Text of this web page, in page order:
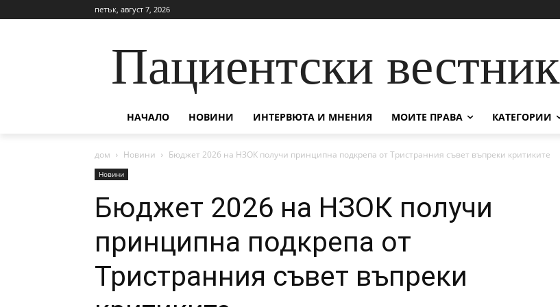
петък, август 7, 2026
Пациентски вестник
НАЧАЛО НОВИНИ ИНТЕРВЮТА И МНЕНИЯ МОИТЕ ПРАВА КАТЕГОРИИ
дом Новини Бюджет 2026 на НЗОК получи принципна подкрепа от Тристранния съвет въпреки критиките
Новини
Бюджет 2026 на НЗОК получи
принципна подкрепа от
Тристранния съвет въпреки